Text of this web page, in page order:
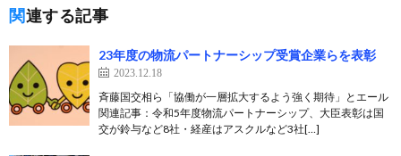
関連する記事
23年度の物流パートナーシップ受賞企業らを表彰
2023.12.18
斉藤国交相ら「協働が一層拡大するよう強く期待」とエール
関連記事：令和5年度物流パートナーシップ、大臣表彰は国
交が鈴与など8社・経産はアスクルなど3社[…]